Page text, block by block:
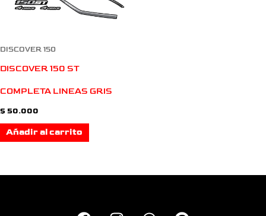
DISCOVER 150
DISCOVER 150 ST
COMPLETA LINEAS GRIS
$ 50.000
Añadir al carrito